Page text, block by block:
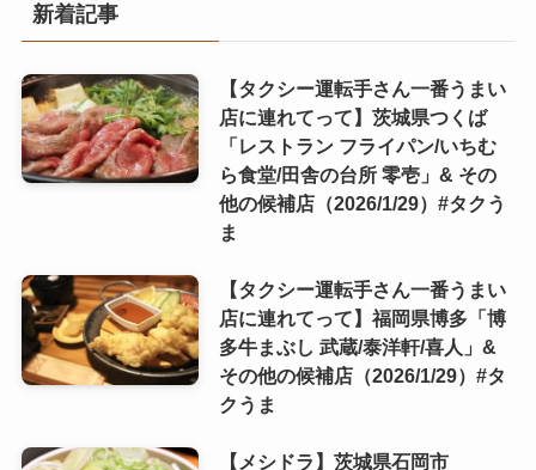
新着記事
【タクシー運転手さん一番うまい
店に連れてって】茨城県つくば
「レストラン フライパン/いちむ
ら食堂/田舎の台所 零壱」& その
他の候補店（2026/1/29）#タクう
ま
【タクシー運転手さん一番うまい
店に連れてって】福岡県博多「博
多牛まぶし 武蔵/泰洋軒/喜人」&
その他の候補店（2026/1/29）#タ
クうま
【メシドラ】茨城県石岡市